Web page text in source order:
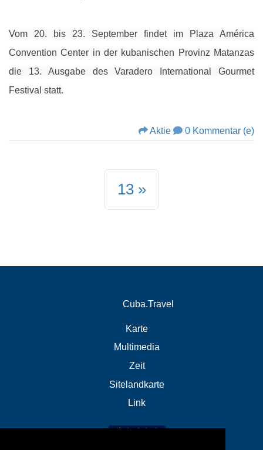
Vom 20. bis 23. September findet im Plaza América
Convention Center in der kubanischen Provinz Matanzas
die 13. Ausgabe des Varadero International Gourmet
Festival statt.
Aktie 0 Kommentar (e)
13
Cuba.Travel
Karte
Multimedia
Zeit
Sitelandkarte
Link